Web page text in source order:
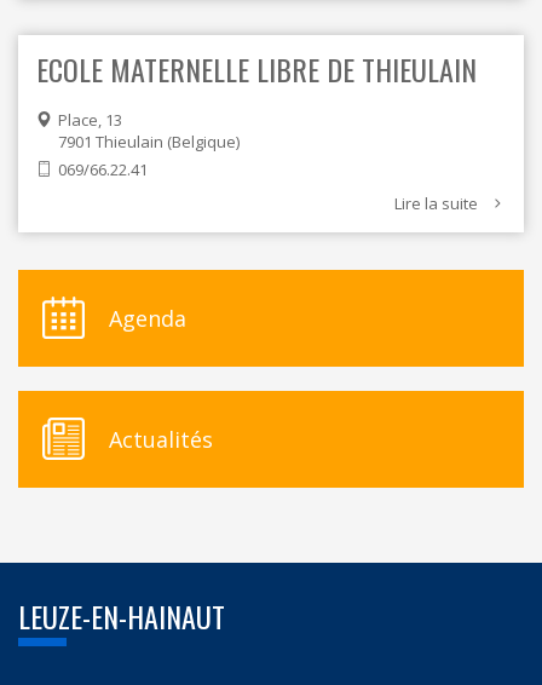
ECOLE MATERNELLE LIBRE DE THIEULAIN
Place, 13
7901 Thieulain Belgique
069/66.22.41
Lire la suite
Agenda
Actualités
LEUZE-EN-HAINAUT